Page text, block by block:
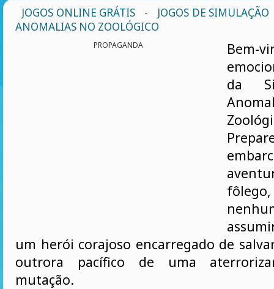
JOGOS ONLINE GRÁTIS -
JOGOS DE SIMULAÇÃO
ANOMALIAS NO ZOOLÓGICO
PROPAGANDA
da
um herói corajoso encarregado de
outrora pacífico de uma
mutação.